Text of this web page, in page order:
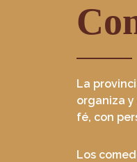
La
organiza
fé, con
Los